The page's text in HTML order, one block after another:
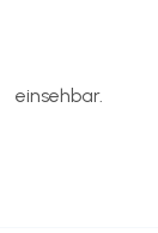
einsehbar.